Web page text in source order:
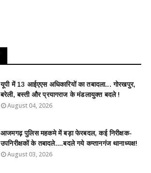
यूपी में 13 आईएएस अधिकारियों का तबादला... गोरखपुर,
बरेली, बस्ती और प्रयागराज के मंडलायुक्त बदले !
August 04, 2026
आजमगढ़ पुलिस महकमे में बड़ा फेरबदल, कई निरीक्षक-
उपनिरीक्षकों के तबादले....बदले गये कप्तानगंज थानाध्यक्ष!
August 03, 2026